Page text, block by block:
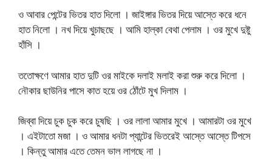
ও আবার পেন্টের ভিতর হাত দিলো । জাইঙ্গার ভিতর দিয়ে আস্তে করে ধনে
হাত নিলো । নখ দিয়ে খুচাছছে । আমি হাল্কা বেথা পেলাম । ওর মুখে দুষ্টু
হাঁসি ।
ততোক্ষণে আমার হাত দুটি ওর মাইকে দলাই মলাই করা শুরু করে দিলো ।
নৌকার ছাউনির পাসে কাত হয়ে ওর ঠোঁটে মুখ দিলাম ।
জিব্বা দিয়ে চুক চুক করে চুষছি । ওর লালা আমার মুখে । আমারটা ওর মুখে
। এইটাতো মজা । ও আমার ধনটা প্যান্টের ভিতরেই আস্তে আস্তে টিপসে
। কিন্তু আমার এতে তেমন ভাল লাগছে না ।